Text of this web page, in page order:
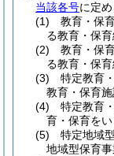
当該各号に定め
(1)
教育・保
る教育・保
(2)
教育・保
る教育・保
(3)
特定教育
教育・保育施
(4)
特定教育
育・保育をい
(5)
特定地域
地域型保育事